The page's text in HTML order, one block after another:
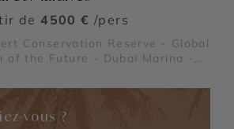
de 4500 € /pers
Conservation Reserve - Global
of the Future - Dubaï Marina -
Historical District - Dubai
de Dubaï - Wadi Ghalilah - Al
vous ?